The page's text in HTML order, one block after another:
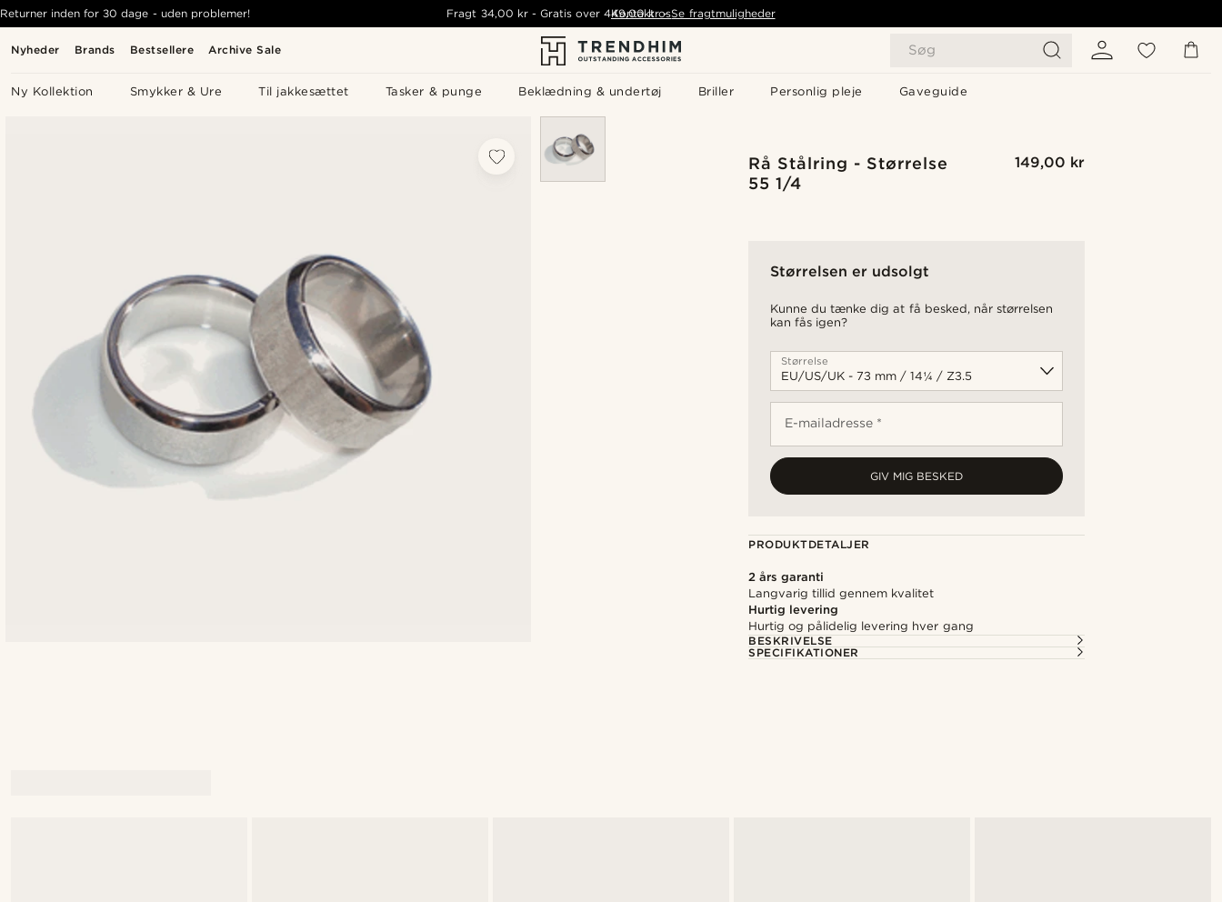
Nyheder Brands Bestsellere Archive Sale Søg
Ny Kollektion Smykker & Ure Til jakkesættet Tasker & punge Beklædning & undertøj Briller Personlig pleje Gaveguide
Returner inden for 30 dage - uden problemer! Fragt 34,00 kr- Gratis over 449,00 kr - Se fragtmuligheder
Kontakt os
Rå Stålring - Størrelse
55 1/4
149,00 kr
Størrelsen er udsolgt
Kunne du tænke dig at få besked, når størrelsen
kan fås igen?
Størrelse
E-mailadresse *
GIV MIG BESKED
PRODUKTDETALJER
2 års garanti
Langvarig tillid gennem kvalitet
Hurtig levering
Hurtig og pålidelig levering hver gang
BESKRIVELSE
SPECIFIKATIONER